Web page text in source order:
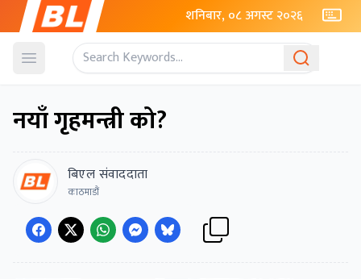
शनिबार, ०८ अगस्ट २०२६
Open menu
नयाँ गृहमन्त्री को?
बिएल संवाददाता
काठमाडौं